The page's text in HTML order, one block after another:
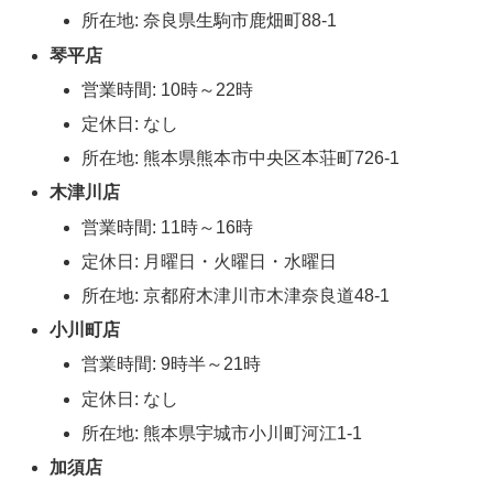
所在地: 奈良県生駒市鹿畑町88-1
琴平店
営業時間: 10時～22時
定休日: なし
所在地: 熊本県熊本市中央区本荘町726-1
木津川店
営業時間: 11時～16時
定休日: 月曜日・火曜日・水曜日
所在地: 京都府木津川市木津奈良道48-1
小川町店
営業時間: 9時半～21時
定休日: なし
所在地: 熊本県宇城市小川町河江1-1
加須店